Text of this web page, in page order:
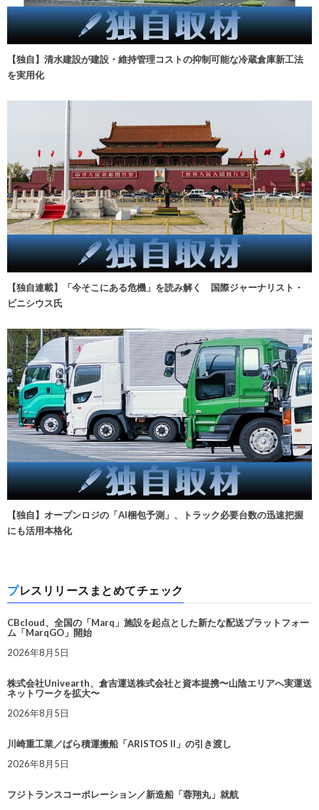
【独自】清水建設が建設・維持管理コストの抑制可能な冷蔵倉庫新工法
を実用化
【独自連載】「今そこにある危機」を読み解く 国際ジャーナリスト・
ビニシウス氏
【独自】オープンロジの「AI梱包予測」、トラック必要台数の迅速把握
にも活用本格化
プレスリリースまとめてチェック
CBcloud、全国の「Marq」施設を起点とした新たな配送プラットフォー
ム「MarqGO」開始
2026年8月5日
株式会社Univearth、倉吉運送株式会社と資本提携〜山陰エリアへ実運送
ネットワークを拡大〜
2026年8月5日
川崎重工業／ばら積運搬船「ARISTOS II」の引き渡し
2026年8月5日
フジトランスコーポレーション／新造船「蓉翔丸」就航